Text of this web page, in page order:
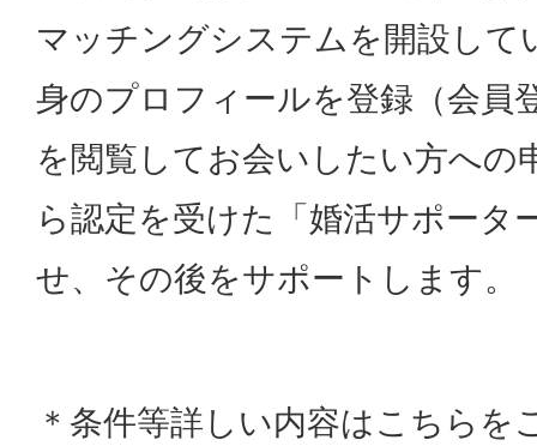
マッチングシステムを開設して
身のプロフィールを登録（会員
を閲覧してお会いしたい方への
ら認定を受けた「婚活サポータ
せ、その後をサポートします。
＊条件等詳しい内容はこちらを